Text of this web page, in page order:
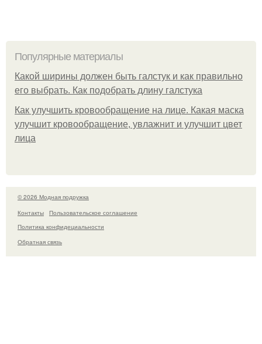
Популярные материалы
Какой ширины должен быть галстук и как правильно
его выбрать. Как подобрать длину галстука
Как улучшить кровообращение на лице. Какая маска
улучшит кровообращение, увлажнит и улучшит цвет
лица
© 2026 Модная подружка
Контакты
Пользовательское соглашение
Политика конфидециальности
Обратная связь